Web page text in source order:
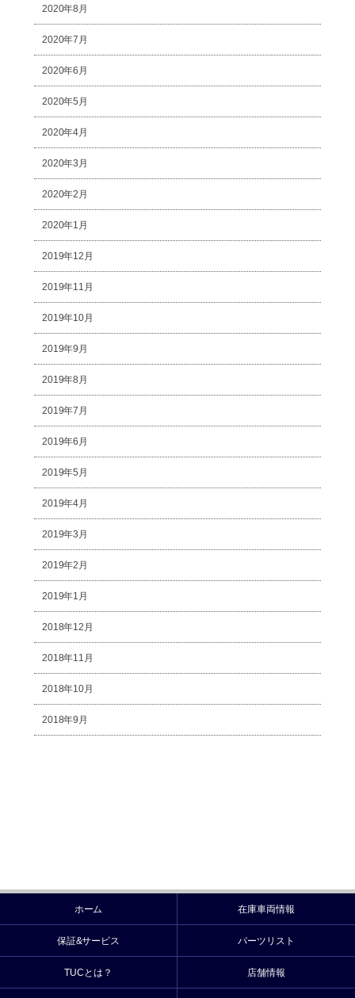
2020年8月
2020年7月
2020年6月
2020年5月
2020年4月
2020年3月
2020年2月
2020年1月
2019年12月
2019年11月
2019年10月
2019年9月
2019年8月
2019年7月
2019年6月
2019年5月
2019年4月
2019年3月
2019年2月
2019年1月
2018年12月
2018年11月
2018年10月
2018年9月
ホーム 在庫車両情報
保証&サービス パーツリスト
TUCとは？ 店舗情報